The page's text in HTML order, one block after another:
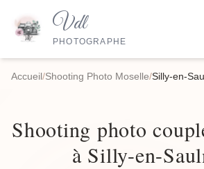
Vdl
PHOTOGRAPHE
Accueil/Shooting Photo Moselle/Silly-en-
Shooting photo
à Silly-en-